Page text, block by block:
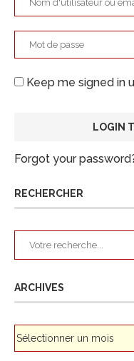
Keep me signed in
Forgot your
RECHERCHER
ARCHIVES